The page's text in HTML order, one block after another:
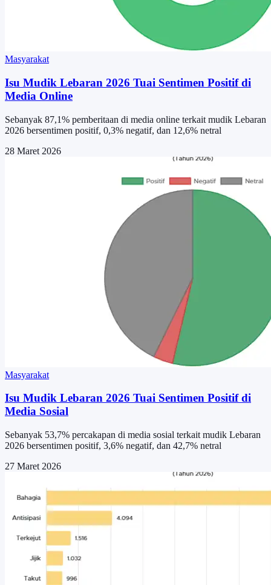
Masyarakat
Isu Mudik Lebaran 2026 Tuai Sentimen Positif di
Media Online
Sebanyak 87,1% pemberitaan di media online terkait mudik Lebaran
2026 bersentimen positif, 0,3% negatif, dan 12,6% netral
28 Maret 2026
Masyarakat
Isu Mudik Lebaran 2026 Tuai Sentimen Positif di
Media Sosial
Sebanyak 53,7% percakapan di media sosial terkait mudik Lebaran
2026 bersentimen positif, 3,6% negatif, dan 42,7% netral
27 Maret 2026